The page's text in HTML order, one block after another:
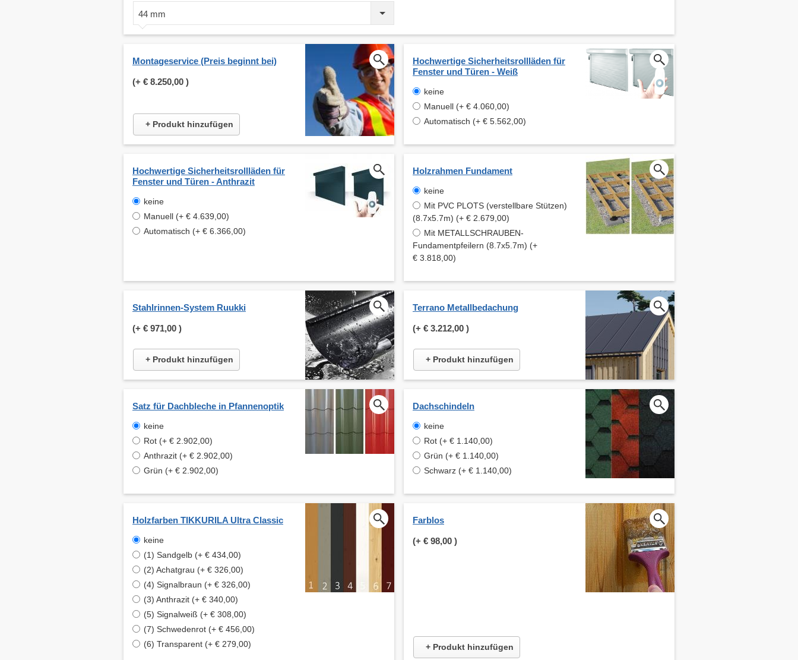
44 mm
Montageservice (Preis beginnt bei)
(+ € 8.250,00 )
+ Produkt hinzufügen
Hochwertige Sicherheitsrollläden für
Fenster und Türen - Weiß
keine
Manuell (+ € 4.060,00)
Automatisch (+ € 5.562,00)
Hochwertige Sicherheitsrollläden für
Fenster und Türen - Anthrazit
keine
Manuell (+ € 4.639,00)
Automatisch (+ € 6.366,00)
Holzrahmen Fundament
keine
Mit PVC PLOTS (verstellbare Stützen)
(8.7x5.7m) (+ € 2.679,00)
Mit METALLSCHRAUBEN-
Fundamentpfeilern (8.7x5.7m) (+
€ 3.818,00)
Stahlrinnen-System Ruukki
(+ € 971,00 )
+ Produkt hinzufügen
Terrano Metallbedachung
(+ € 3.212,00 )
+ Produkt hinzufügen
Satz für Dachbleche in Pfannenoptik
keine
Rot (+ € 2.902,00)
Anthrazit (+ € 2.902,00)
Grün (+ € 2.902,00)
Dachschindeln
keine
Rot (+ € 1.140,00)
Grün (+ € 1.140,00)
Schwarz (+ € 1.140,00)
Holzfarben TIKKURILA Ultra Classic
keine
(1) Sandgelb (+ € 434,00)
(2) Achatgrau (+ € 326,00)
(4) Signalbraun (+ € 326,00)
(3) Anthrazit (+ € 340,00)
(5) Signalweiß (+ € 308,00)
(7) Schwedenrot (+ € 456,00)
(6) Transparent (+ € 279,00)
Farblos
(+ € 98,00 )
+ Produkt hinzufügen